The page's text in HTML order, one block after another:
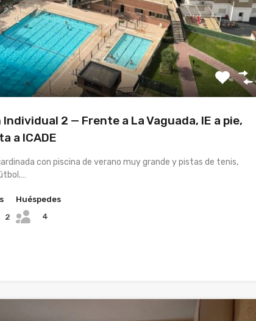
2 — Frente a La Vaguada, IE a pie,
a ICADE
con piscina de verano muy grande y pistas de tenis,
2
Huéspedes
4